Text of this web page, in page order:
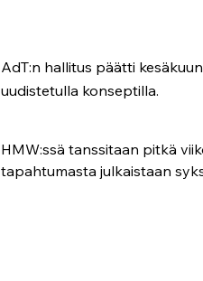
AdT:n hallitus päätti
uudistetulla konseptilla.
HMW:ssä tanssitaan pitkä
tapahtumasta julkaistaan